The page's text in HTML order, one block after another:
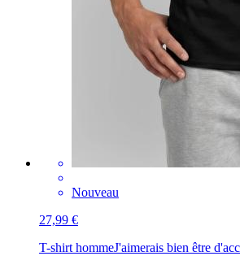
Nouveau
27,99 €
T-shirt hommeJ'aimerais bien être